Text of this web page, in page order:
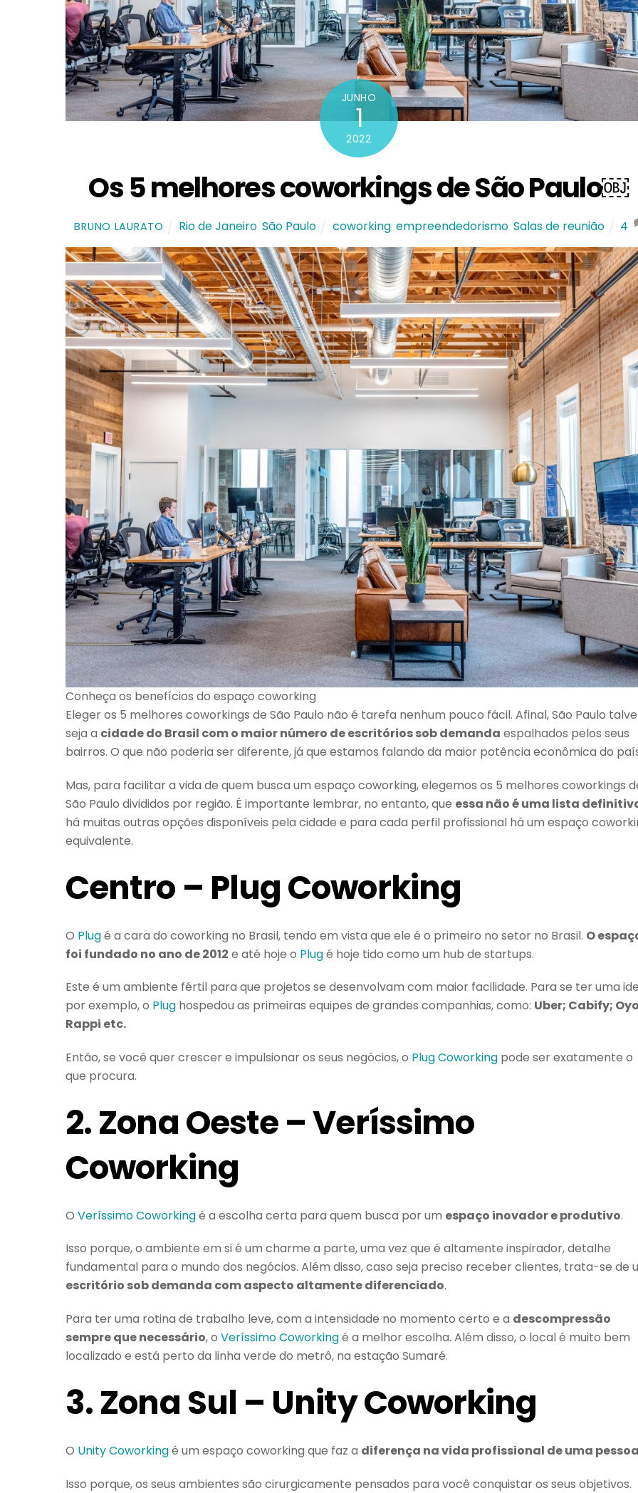
JUNHO
1
2022
Os 5 melhores coworkings de São Paulo￼
BRUNO LAURATO Rio de Janeiro, São Paulo coworking, empreendedorismo, Salas de reunião 4
Conheça os benefícios do espaço coworking
Eleger os 5 melhores coworkings de São Paulo não é tarefa nenhum pouco fácil. Afinal, São Paulo
seja a cidade do Brasil com o maior número de escritórios sob demanda espalhados pelos seus
bairros. O que não poderia ser diferente, já que estamos falando da maior potência econômica do
Mas, para facilitar a vida de quem busca um espaço coworking, elegemos os 5 melhores coworkings
São Paulo divididos por região. É importante lembrar, no entanto, que essa não é uma lista
há muitas outras opções disponíveis pela cidade e para cada perfil profissional há um espaço
equivalente.
Centro – Plug Coworking
O Plugé a cara do coworking no Brasil, tendo em vista que ele é o primeiro no setor no Brasil. O
foi fundado no ano de 2012 e até hoje o Plugé hoje tido como um hub de startups.
Este é um ambiente fértil para que projetos se desenvolvam com maior facilidade. Para se ter uma
por exemplo, o Plug hospedou as primeiras equipes de grandes companhias, como: Uber; Cabify;
Rappi etc.
Então, se você quer crescer e impulsionar os seus negócios, o Plug Coworking pode ser exatamente o
que procura.
2. Zona Oeste – Veríssimo
Coworking
O Veríssimo Coworkingé a escolha certa para quem busca por um espaço inovador e produtivo.
Isso porque, o ambiente em si é um charme a parte, uma vez que é altamente inspirador, detalhe
fundamental para o mundo dos negócios. Além disso, caso seja preciso receber clientes, trata-se de
escritório sob demanda com aspecto altamente diferenciado.
Para ter uma rotina de trabalho leve, com a intensidade no momento certo e a descompressão
sempre que necessário, o Veríssimo Coworkingé a melhor escolha. Além disso, o local é muito bem
localizado e está perto da linha verde do metrô, na estação Sumaré.
3. Zona Sul – Unity Coworking
O Unity Coworkingé um espaço coworking que faz a diferença na vida profissional de uma pessoa
Isso porque, os seus ambientes são cirurgicamente pensados para você conquistar os seus objetivos.